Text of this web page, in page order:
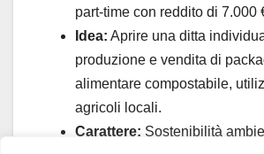
part-time con reddito di 7.000
Idea: Aprire una ditta
produzione e vendita di
alimentare compostabile,
agricoli locali.
Carattere: Sostenibilità